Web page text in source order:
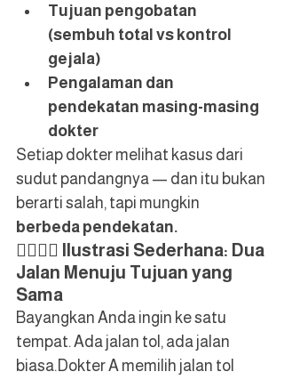
Tujuan pengobatan
(sembuh total vs kontrol
gejala)
Pengalaman dan
pendekatan masing-masing
dokter
Setiap dokter melihat kasus dari
sudut pandangnya — dan itu bukan
berarti salah, tapi mungkin
berbeda pendekatan.
👨‍⚕️👩‍⚕️
Ilustrasi Sederhana: Dua
Jalan Menuju Tujuan yang
Sama
Bayangkan Anda ingin ke satu
tempat. Ada jalan tol, ada jalan
biasa.Dokter A memilih jalan tol